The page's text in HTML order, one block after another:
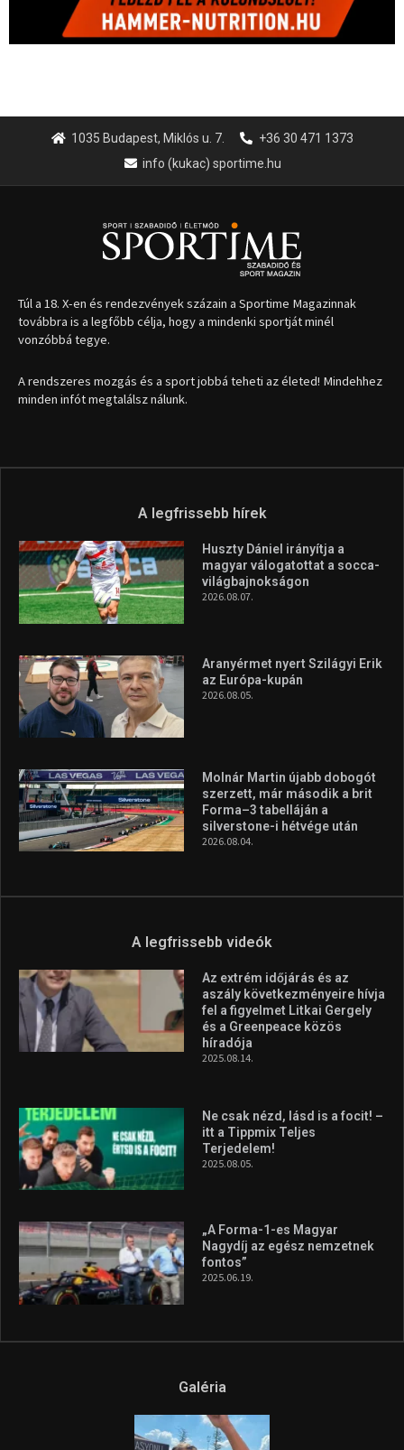
1035 Budapest, Miklós u. 7.
+36 30 471 1373
info (kukac) sportime.hu
Túl a 18. X-en és rendezvények százain a Sportime Magazinnak
továbbra is a legfőbb célja, hogy a mindenki sportját minél
vonzóbbá tegye.
A rendszeres mozgás és a sport jobbá teheti az életed! Mindehhez
minden infót megtalálsz nálunk.
A legfrissebb hírek
Huszty Dániel irányítja a
magyar válogatottat a socca-
világbajnokságon
2026.08.07.
Aranyérmet nyert Szilágyi Erik
az Európa-kupán
2026.08.05.
Molnár Martin újabb dobogót
szerzett, már második a brit
Forma–3 tabelláján a
silverstone-i hétvége után
2026.08.04.
A legfrissebb videók
Az extrém időjárás és az
aszály következményeire hívja
fel a figyelmet Litkai Gergely
és a Greenpeace közös
híradója
2025.08.14.
Ne csak nézd, lásd is a focit! –
itt a Tippmix Teljes
Terjedelem!
2025.08.05.
„A Forma-1-es Magyar
Nagydíj az egész nemzetnek
fontos”
2025.06.19.
Galéria